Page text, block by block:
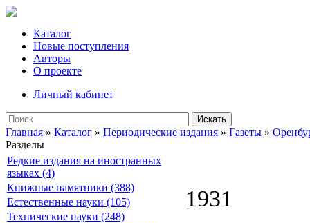
Каталог
Новые поступления
Авторы
О проекте
Личный кабинет
Искать
Главная » Каталог » Периодические издания » Газеты »
Разделы
Редкие издания на иностранных
языках (4)
Книжные памятники (388)
Естественные науки (105)
Технические науки (248)
1931